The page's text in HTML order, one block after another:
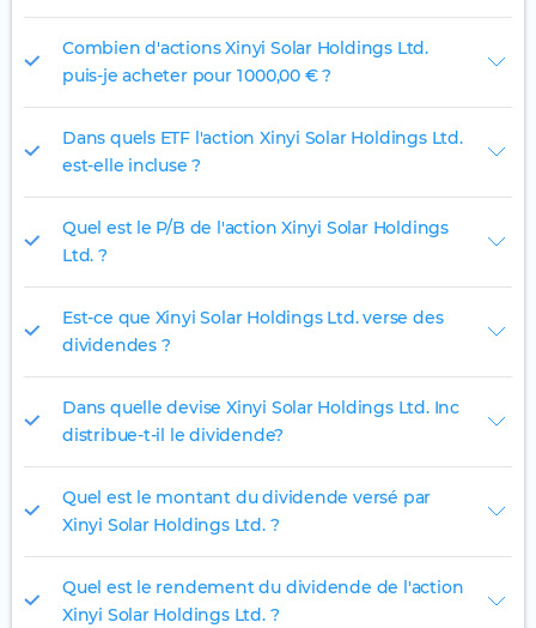
Combien d'actions Xinyi Solar Holdings Ltd.
puis-je acheter pour 1 000,00 € ?
Dans quels ETF l'action Xinyi Solar Holdings Ltd.
est-elle incluse ?
Quel est le P/B de l'action Xinyi Solar Holdings
Ltd. ?
Est-ce que Xinyi Solar Holdings Ltd. verse des
dividendes ?
Dans quelle devise Xinyi Solar Holdings Ltd. Inc
distribue-t-il le dividende?
Quel est le montant du dividende versé par
Xinyi Solar Holdings Ltd. ?
Quel est le rendement du dividende de l'action
Xinyi Solar Holdings Ltd. ?